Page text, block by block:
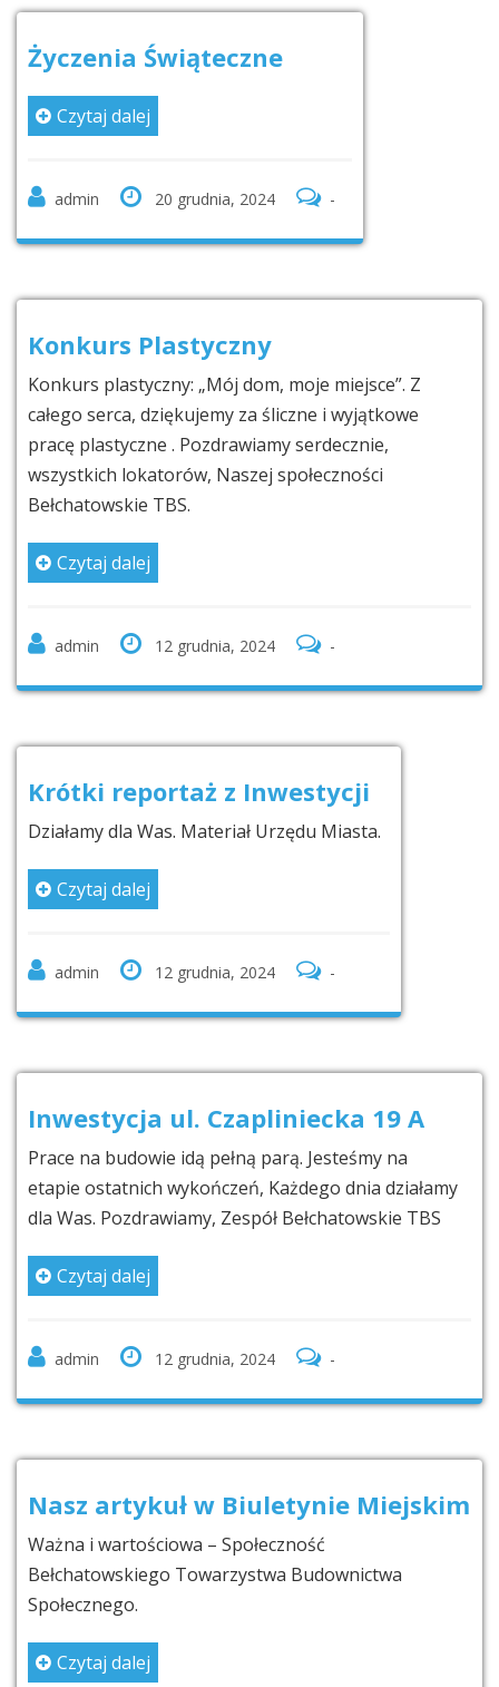
Życzenia Świąteczne
Czytaj dalej
admin 20 grudnia, 2024 -
Konkurs Plastyczny
Konkurs plastyczny: „Mój dom, moje miejsce”. Z
całego serca, dziękujemy za śliczne i wyjątkowe
pracę plastyczne . Pozdrawiamy serdecznie,
wszystkich lokatorów, Naszej społeczności
Bełchatowskie TBS.
Czytaj dalej
admin 12 grudnia, 2024 -
Krótki reportaż z Inwestycji
Działamy dla Was. Materiał Urzędu Miasta.
Czytaj dalej
admin 12 grudnia, 2024 -
Inwestycja ul. Czapliniecka 19 A
Prace na budowie idą pełną parą. Jesteśmy na
etapie ostatnich wykończeń, Każdego dnia działamy
dla Was. Pozdrawiamy, Zespół Bełchatowskie TBS
Czytaj dalej
admin 12 grudnia, 2024 -
Nasz artykuł w Biuletynie Miejskim
Ważna i wartościowa – Społeczność
Bełchatowskiego Towarzystwa Budownictwa
Społecznego.
Czytaj dalej